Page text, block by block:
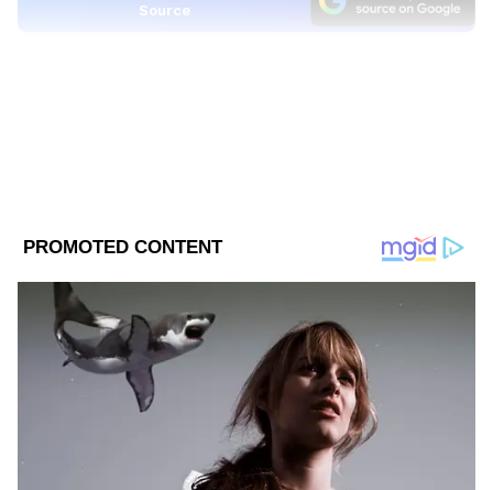
Source
Image Credit :Asianet News
আলিপুর আবহাওয়া দফতর জানাচ্ছে যে, উত্তর
পশ্চিম বঙ্গোপসাগরে একটি
ঘূর্ণাবর্ততৈরি হয়েছে।